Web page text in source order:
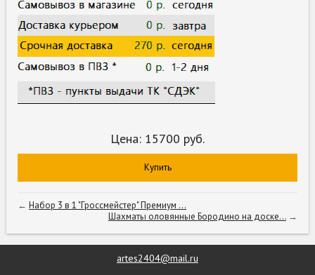
Цена: 15700 руб.
Купить
←Набор 3 в 1 "Гроссмейстер" Премиум ...
Шахматы оловянные Бородино на доске...→
artes2404@mail.ru